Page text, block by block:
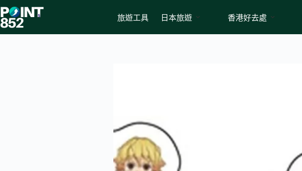
to
content
旅遊工具 日本旅遊 香港好去處